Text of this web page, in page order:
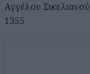
Αγγέλου
1355